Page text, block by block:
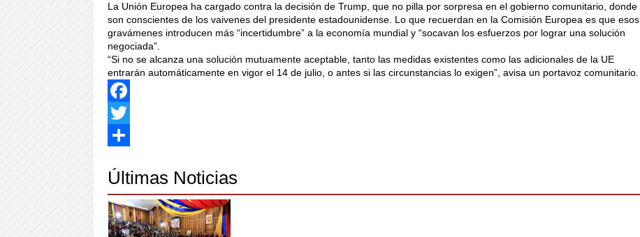
La Unión Europea ha cargado contra la decisión de Trump, que no pilla por sorpresa en el gobierno comunitario, donde
son conscientes de los vaivenes del presidente estadounidense. Lo que recuerdan en la Comisión Europea es que esos
gravámenes introducen más “incertidumbre” a la economía mundial y “socavan los esfuerzos por lograr una solución
negociada”.
“Si no se alcanza una solución mutuamente aceptable, tanto las medidas existentes como las adicionales de la UE
entrarán automáticamente en vigor el 14 de julio, o antes si las circunstancias lo exigen”, avisa un portavoz comunitario.
Facebook
Twitter
Últimas Noticias